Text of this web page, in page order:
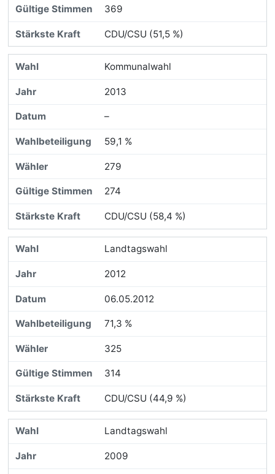
369
CDU/CSU (51,5 %)
Kommunalwahl
2013
–
59,1 %
279
274
CDU/CSU (58,4 %)
Landtagswahl
2012
06.05.2012
71,3 %
325
314
CDU/CSU (44,9 %)
Landtagswahl
2009